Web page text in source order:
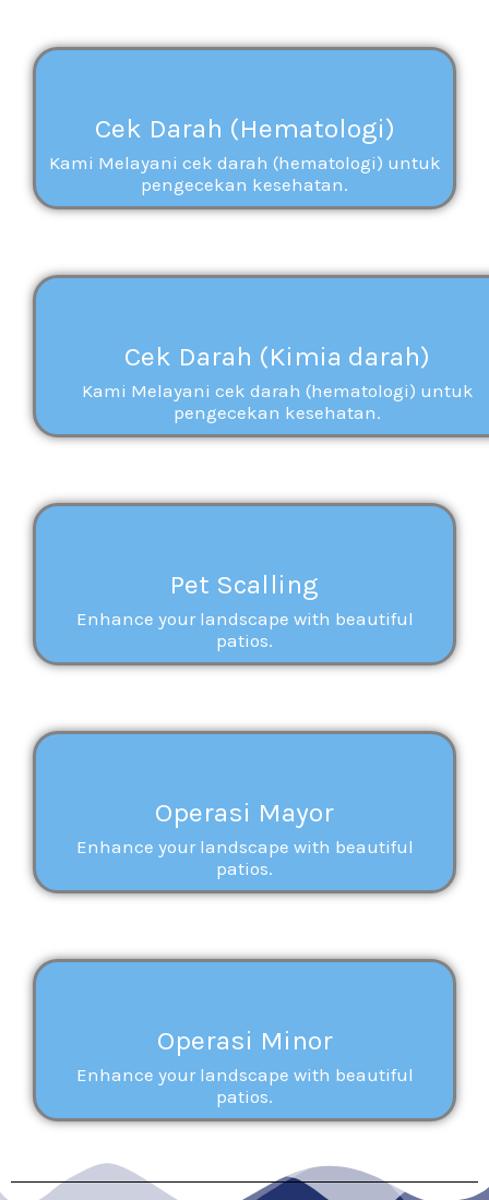
Cek Darah (Hematologi)
Kami Melayani cek darah (hematologi) untuk
pengecekan kesehatan.
Cek Darah (Kimia darah)
Kami Melayani cek darah (hematologi) untuk
pengecekan kesehatan.
Pet Scalling
Enhance your landscape with beautiful
patios.
Operasi Mayor
Enhance your landscape with beautiful
patios.
Operasi Minor
Enhance your landscape with beautiful
patios.